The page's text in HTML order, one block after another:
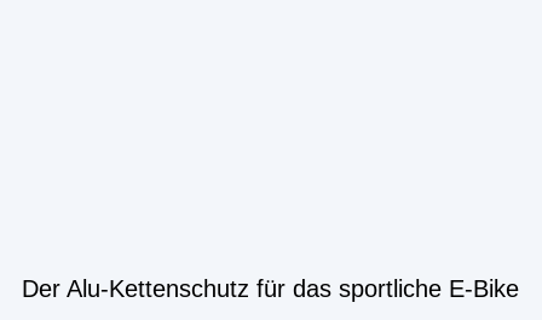
Der Alu-Kettenschutz für das sportliche E-Bike